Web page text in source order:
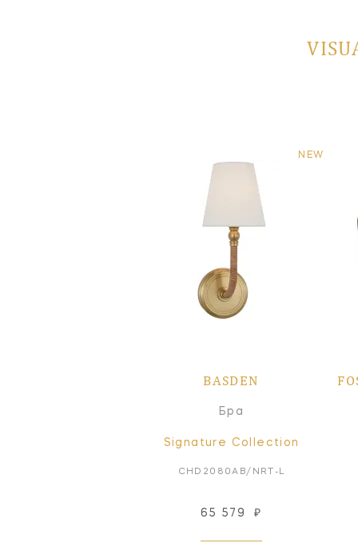
NEW
BASDEN
Бра
Signature Collection
CHD2080AB/NRT-L
65 579 ₽